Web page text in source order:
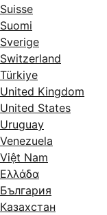
Suisse
Suomi
Sverige
Switzerland
Türkiye
United Kingdom
United States
Uruguay
Venezuela
Việt Nam
Ελλάδα
България
Казахстан